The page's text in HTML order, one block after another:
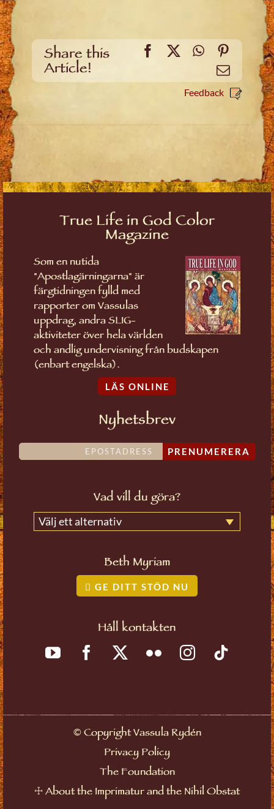
Share this
Article!
Facebook
X WhatsApp
Email
Feedback
True Life in God Color
Magazine
Som en nutida
"Apostlagärningarna" är
färgtidningen fylld med
rapporter om Vassulas
uppdrag, andra SLIG-
aktiviteter över hela världen
och andlig undervisning från budskapen
(enbart engelska).
LÄS ONLINE
Nyhetsbrev
PRENUMERERA
Vad vill du göra?
Välj ett alternativ
Beth Myriam
GE DITT STÖD NU
Håll kontakten
©Copyright Vassula Rydén
Privacy Policy
The Foundation
☩ About the Imprimatur and the Nihil Obstat